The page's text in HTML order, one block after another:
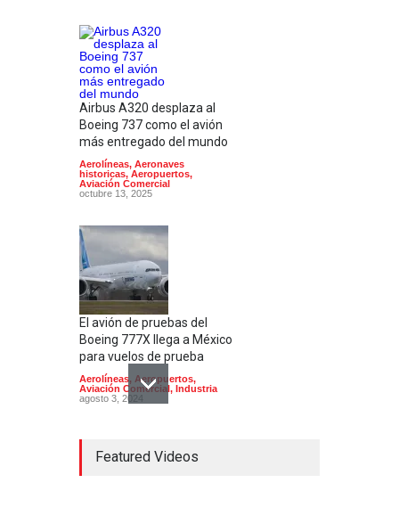
Airbus A320 desplaza al
Boeing 737 como el avión
más entregado del mundo
Aerolíneas, Aeronaves
historicas, Aeropuertos,
Aviación Comercial
octubre 13, 2025
El avión de pruebas del
Boeing 777X llega a México
para vuelos de prueba
Aerolíneas, Aeropuertos,
Aviación Comercial, Industria
agosto 3, 2024
Featured Videos